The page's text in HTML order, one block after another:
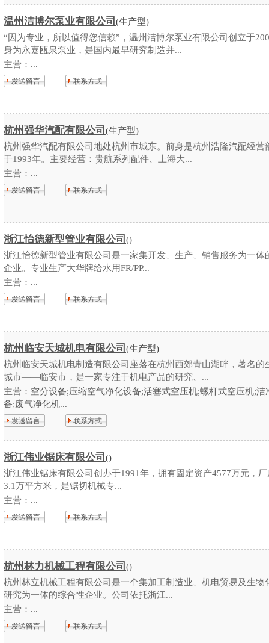
温州洁博尔泵业有限公司 (生产型)
“因为专业，所以值得您信赖”，温州洁博尔泵业有限公司创立于
身为永嘉瓯泉泵业，是国内最早研究制造并...
主营： ...
发送留言 联系方式
杭州强华汽配有限公司 (生产型)
杭州强华汽配有限公司地处杭州市城东。前身是杭州浩隆汽配经营
于1993年。主要经营：贵航系列配件、上海大...
主营： ...
发送留言 联系方式
浙江怡德新型管业有限公司 ()
浙江怡德新型管业有限公司是一家集开发、生产、销售服务为一体
企业。专业生产大华牌给水用FR/PP...
主营： ...
发送留言 联系方式
杭州临安天城机电有限公司 (生产型)
杭州临安天城机电制造有限公司座落在杭州西郊青山湖畔，著名的
城市——临安市，是一家专注于机电产品的研究、...
主营： 空分设备;压缩空气净化设备;活塞式空压机;螺杆式空压机;洁
备;废气净化机...
发送留言 联系方式
浙江伟业锯床有限公司 ()
浙江伟业锯床有限公司创办于1991年，拥有固定资产4577万元，
3.1万平方米，是锯切机械专...
主营： ...
发送留言 联系方式
杭州林力机械工程有限公司 ()
杭州林立机械工程有限公司是一个集加工制造业、机电贸易及生物
研究为一体的综合性企业。公司依托浙江...
主营： ...
发送留言 联系方式